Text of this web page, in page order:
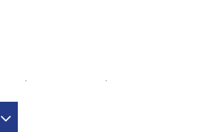
mát
mang lại tính thẩm mỹ cao, ngoài ra ưu điểm